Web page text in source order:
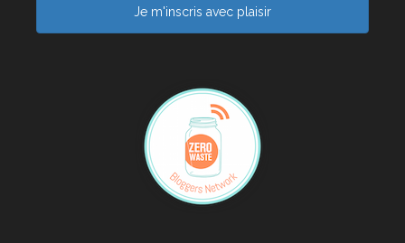
Je m'inscris avec plaisir